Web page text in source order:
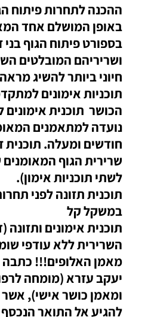
ההכנה לתחרות פיתוח
באופן המושלם אחד
בספורט פיתוח הגוף בני
ושריריהם המובלטים
חיוני ביותר להשיג
תוכניות אימונים
הכושר
נועדה למתאמנים
חודשים ומעלה. תוכנית
שרירית הגוף
לשתי תוכניות אימון).
תוכנית תזונה לפני
במשקל קל
תוכנית אימונים
השרירית ללא עודפי
מאמן האלופים!!! כתבה
יעקב עזרא (מומחה
ומאמן כושר אישי), אשר
להגיע אל התואר